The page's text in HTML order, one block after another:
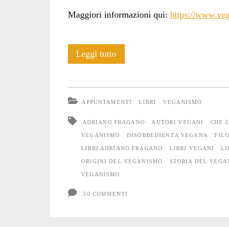
Maggiori informazioni qui: https://
Leggi tuttoLibri:
APPUNTAMENTI LIBRI VEGANISMO
ADRIANO FRAGANO AUTORI VEGANI CHE
VEGANISMO DISOBBEDIENZA VEGANA
LIBRI ADRIANO FRAGANO LIBRI VEGANI
ORIGINI DEL VEGANISMO STORIA DEL
VEGANISMO
50 COMMENTI